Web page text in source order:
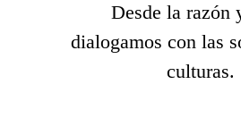
Desde la razón
dialogamos con las
culturas.